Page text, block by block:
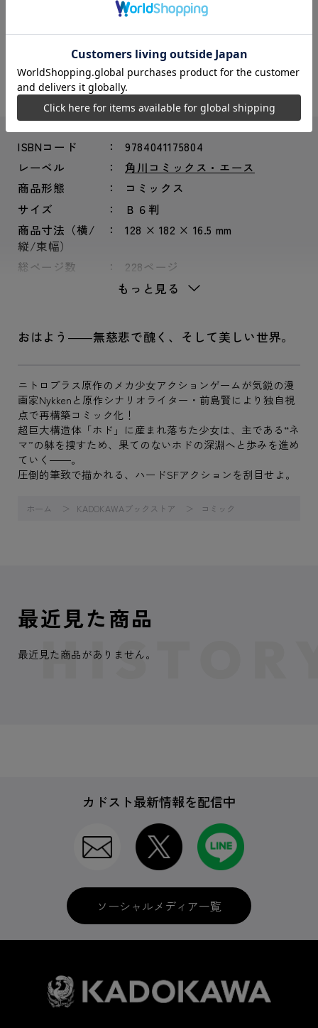
シェアする：
ISBNコード
9784041175804
レーベル
角川コミックス・エース
商品形態
コミックス
サイズ
Ｂ６判
商品寸法（横/
縦/束幅）
128 × 182 × 16.5 mm
総ページ数 228ページ
もっと見る
おはよう――無慈悲で醜く、そして美しい世界。
ニトロプラス原作のメカ少女アクションゲームが気鋭の漫
画家Nykkenと原作シナリオライター・前島賢により独自視
点で再構築コミック化！
超巨大構造体「ホド」に産まれ落ちた少女は、主である“ネ
マ”の躰を捜すため、果てのないホドの深淵へと歩みを進め
ていく――。
圧倒的筆致で描かれる、ハードSFアクションを刮目せよ。
ホーム KADOKAWAブックストア コミック
最近見た商品
最近見た商品がありません。
カドスト最新情報を配信中
ソーシャルメディア一覧